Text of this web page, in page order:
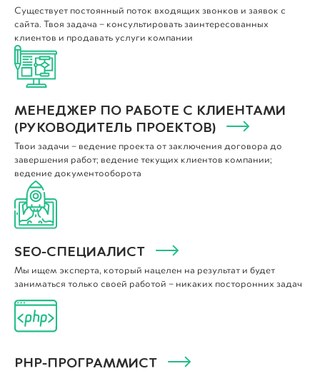
Существует постоянный поток входящих звонков и заявок с
сайта. Твоя задача – консультировать заинтересованных
клиентов и продавать услуги компании
МЕНЕДЖЕР ПО РАБОТЕ С КЛИЕНТАМИ
(РУКОВОДИТЕЛЬ ПРОЕКТОВ)
Твои задачи – ведение проекта от заключения договора до
завершения работ; ведение текущих клиентов компании;
ведение документооборота
SEO-СПЕЦИАЛИСТ
Мы ищем эксперта, который нацелен на результат и будет
заниматься только своей работой – никаких посторонних задач
PHP-ПРОГРАММИСТ